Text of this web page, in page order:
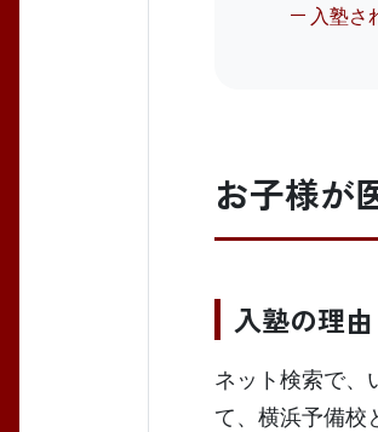
入塾さ
お子様が
入塾の理由
ネット検索で、
て、横浜予備校